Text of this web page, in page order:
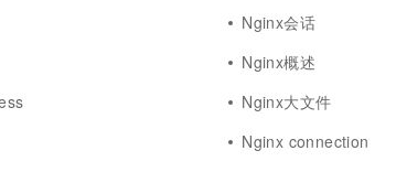
Nginx会话
Nginx概述
Nginx大文件
Nginx connection